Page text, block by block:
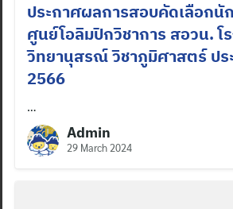
ประกาศผลการสอบคัดเลือกนั
ศูนย์โอลิมปิกวิชาการ สอวน. โ
วิทยานุสรณ์ วิชาภูมิศาสตร์ ปร
2566
…
Admin
29 March 2024